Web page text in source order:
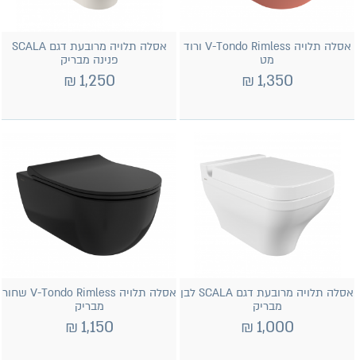
אסלה תלויה V-Tondo Rimless ורוד
מט
1,350
₪
אסלה תלויה מרובעת דגם SCALA
פנינה מבריק
1,250
₪
אסלה תלויה מרובעת דגם SCALA לבן
מבריק
1,000
₪
אסלה תלויה V-Tondo Rimless שחור
מבריק
1,150
₪